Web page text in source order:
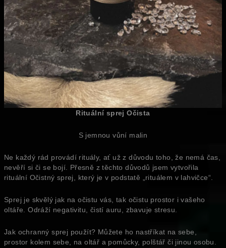
Rituální sprej Očista
S jemnou vůní malin
Ne každý rád provádí rituály, ať už z důvodu toho, že nemá čas,
nevěří si či se bojí. Přesně z těchto důvodů jsem vytvořila
rituální Očistný sprej, který je v podstatě „rituálem v lahvičce“.
Sprej je skvělý jak na očistu vás, tak očistu prostor i vašeho
oltáře. Odráží negativitu, čistí auru, zbavuje stresu.
Jak ochranný sprej použít? Můžete ho nastříkat na sebe,
prostor kolem sebe, na oltář a pomůcky, polštář či jinou osobu.